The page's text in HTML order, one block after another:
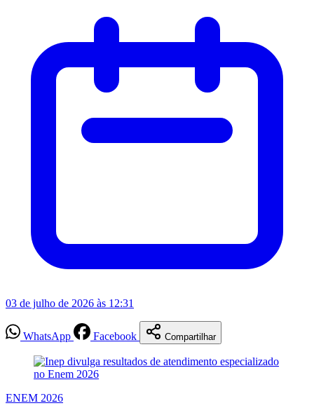
03 de julho de 2026 às 12:31
WhatsApp Facebook Compartilhar
ENEM 2026